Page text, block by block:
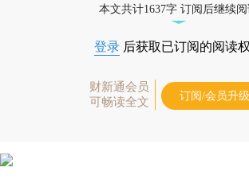
本文共计1637字 订阅后继续
登录 后获取已订阅的阅读
财新通会员
可畅读全文
订阅/会员升级